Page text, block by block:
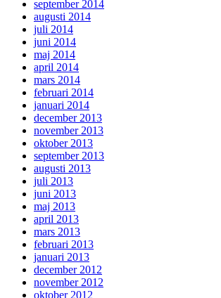
september 2014
augusti 2014
juli 2014
juni 2014
maj 2014
april 2014
mars 2014
februari 2014
januari 2014
december 2013
november 2013
oktober 2013
september 2013
augusti 2013
juli 2013
juni 2013
maj 2013
april 2013
mars 2013
februari 2013
januari 2013
december 2012
november 2012
oktober 2012